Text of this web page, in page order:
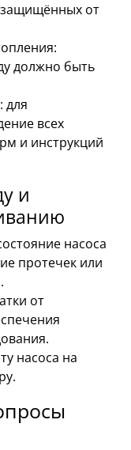
защищённых от
должно быть
для
всех
и инструкций
и
насоса
протечек или
от
насоса на